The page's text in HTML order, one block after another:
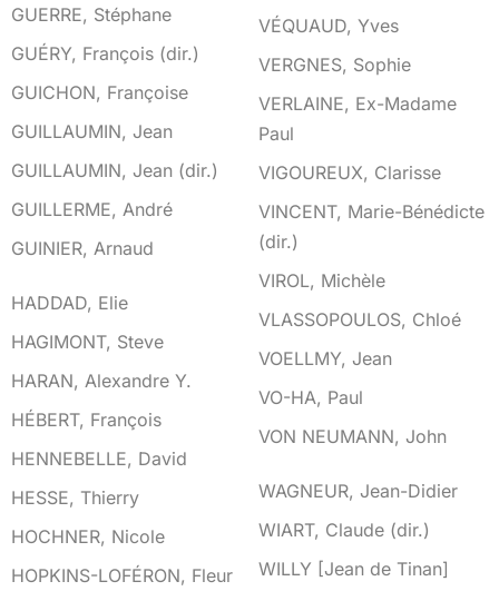
GUERRE, Stéphane
GUÉRY, François (dir.)
GUICHON, Françoise
GUILLAUMIN, Jean
GUILLAUMIN, Jean (dir.)
GUILLERME, André
GUINIER, Arnaud
HHADDAD, Elie
HAGIMONT, Steve
HARAN, Alexandre Y.
HÉBERT, François
HENNEBELLE, David
HESSE, Thierry
HOCHNER, Nicole
HOPKINS-LOFÉRON, Fleur
VÉQUAUD, Yves
VERGNES, Sophie
VERLAINE, Ex-Madame
Paul
VIGOUREUX, Clarisse
VINCENT, Marie-Bénédicte
(dir.)
VIROL, Michèle
VLASSOPOULOS, Chloé
VOELLMY, Jean
VO-HA, Paul
VON NEUMANN, John
W
WAGNEUR, Jean-Didier
WIART, Claude (dir.)
WILLY [Jean de Tinan]